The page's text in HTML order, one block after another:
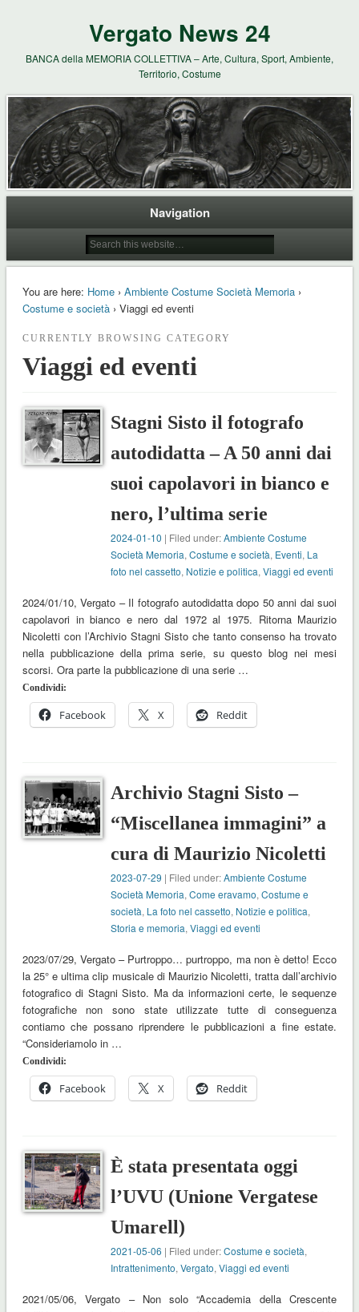
Vergato News 24
BANCA della MEMORIA COLLETTIVA – Arte, Cultura, Sport, Ambiente,
Territorio, Costume
Navigation
You are here: Home› Ambiente Costume Società Memoria›
Costume e società› Viaggi ed eventi
CURRENTLY BROWSING CATEGORY
Viaggi ed eventi
Stagni Sisto il fotografo
autodidatta – A 50 anni dai
suoi capolavori in bianco e
nero, l’ultima serie
2024-01-10 | Filed under:Ambiente Costume
Società Memoria,Costume e società, Eventi, La
foto nel cassetto, Notizie e politica,Viaggi ed eventi
2024/01/10, Vergato – Il fotografo autodidatta dopo 50 anni dai suoi
capolavori in bianco e nero dal 1972 al 1975. Ritorna Maurizio
Nicoletti con l’Archivio Stagni Sisto che tanto consenso ha trovato
nella pubblicazione della prima serie, su questo blog nei mesi
scorsi. Ora parte la pubblicazione di una serie …
Condividi:
Facebook X Reddit
Archivio Stagni Sisto –
“Miscellanea immagini” a
cura di Maurizio Nicoletti
2023-07-29 | Filed under:Ambiente Costume
Società Memoria,Come eravamo,Costume e
società, La foto nel cassetto, Notizie e politica,
Storia e memoria,Viaggi ed eventi
2023/07/29, Vergato – Purtroppo… purtroppo, ma non è detto! Ecco
la 25° e ultima clip musicale di Maurizio Nicoletti, tratta dall’archivio
fotografico di Stagni Sisto. Ma da informazioni certe, le sequenze
fotografiche non sono state utilizzate tutte di conseguenza
contiamo che possano riprendere le pubblicazioni a fine estate.
“Consideriamolo in …
Condividi:
Facebook X Reddit
È stata presentata oggi
l’UVU (Unione Vergatese
Umarell)
2021-05-06 | Filed under:Costume e società,
Intrattenimento,Vergato,Viaggi ed eventi
2021/05/06, Vergato – Non solo “Accademia della Crescente